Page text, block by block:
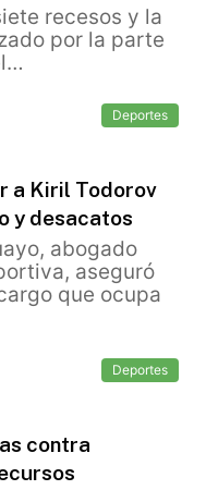
recesos y la
por la parte
Deportes
a Kiril Todorov
y desacatos
abogado
aseguró
que ocupa
Deportes
contra